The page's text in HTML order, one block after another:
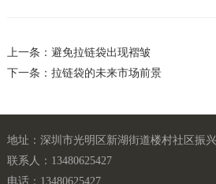
上一条：避免拉链袋出现褶皱
下一条：拉链袋的未来市场前景
地址：深圳市光明区新湖街道楼村社区振
联系人：13480625427
电话：13480625427